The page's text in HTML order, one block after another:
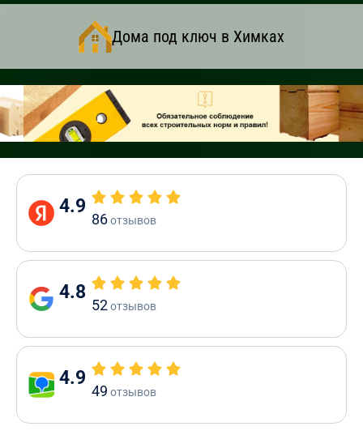
Дома под ключ в Химках
4.9
86отзывов
4.8
52отзывов
4.9
49 отзывов